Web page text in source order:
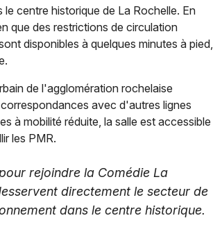
le centre historique de La Rochelle. En
que des restrictions de circulation
disponibles à quelques minutes à pied,
de l'agglomération rochelaise
avec d'autres lignes
à mobilité réduite, la salle est accessible
les PMR.
rejoindre la Comédie La
directement le secteur de
dans le centre historique.